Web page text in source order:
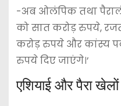
-अब ओलंपिक तथा
को सात करोड़ रुपये,
करोड़ रुपये और कांस्य
रुपये दिए जाएंगे।’
एशियाई और पैरा